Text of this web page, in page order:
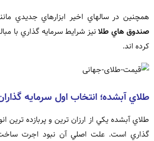
همچنين در سالهاي اخير ابزارهاي جديدي
صندوق هاي طلانيز شرايط سرمايه گذاري با
کرده اند.
طلاي آبشده؛ انتخاب اول سرمايه
طلاي آبشده يکي از ارزان ترين و پربازده ترين
گذاري است. علت اصلي آن نبود اجرت